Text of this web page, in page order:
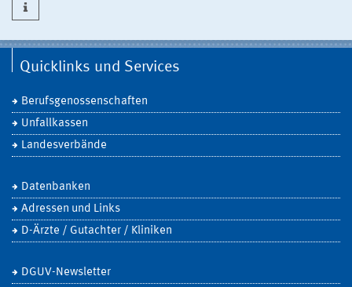
Quicklinks und Services
Berufsgenossenschaften
Unfallkassen
Landesverbände
Datenbanken
Adressen und Links
D-Ärzte / Gutachter / Kliniken
DGUV-Newsletter